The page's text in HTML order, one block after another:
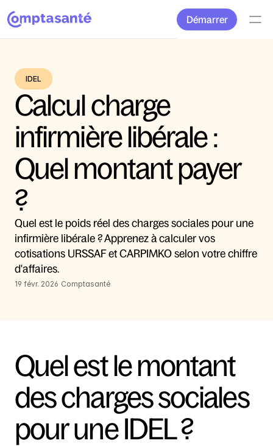
Démarrer
IDEL
Calcul charge
infirmière libérale :
Quel montant payer
?
Quel est le poids réel des charges sociales pour une
infirmière libérale ? Apprenez à calculer vos
cotisations URSSAF et CARPIMKO selon votre chiffre
d'affaires.
19 févr. 2026 Comptasanté
Quel est le montant
des charges sociales
pour une IDEL ?